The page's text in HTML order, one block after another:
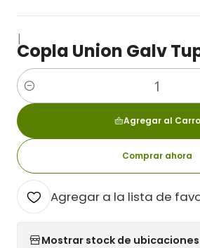
|
Copla Union Galv
Cantidad
Agregar al Carro
Comprar ahora
Agregar a la lista de
Mostrar stock de ubicaciones